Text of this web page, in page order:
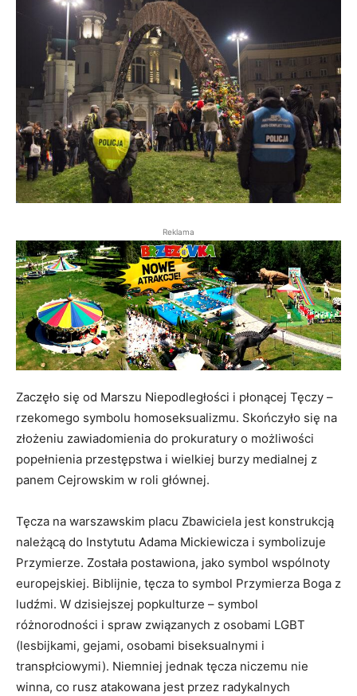
Reklama
Zaczęło się od Marszu Niepodległości i płonącej Tęczy –
rzekomego symbolu homoseksualizmu. Skończyło się na
złożeniu zawiadomienia do prokuratury o możliwości
popełnienia przestępstwa i wielkiej burzy medialnej z
panem Cejrowskim w roli głównej.
Tęcza na warszawskim placu Zbawiciela jest konstrukcją
należącą do Instytutu Adama Mickiewicza i symbolizuje
Przymierze. Została postawiona, jako symbol wspólnoty
europejskiej. Biblijnie, tęcza to symbol Przymierza Boga z
ludźmi. W dzisiejszej popkulturze – symbol
różnorodności i spraw związanych z osobami LGBT
(lesbijkami, gejami, osobami biseksualnymi i
transpłciowymi). Niemniej jednak tęcza niczemu nie
winna, co rusz atakowana jest przez radykalnych